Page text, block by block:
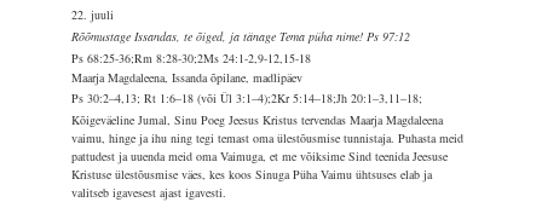
22. juuli
Rõõmustage Issandas, te õiged, ja tänage Tema püha nime! Ps 97:12
Ps 68:25-36;Rm 8:28-30;2Ms 24:1-2,9-12,15-18
Maarja Magdaleena, Issanda õpilane, madlipäev
Ps 30:2–4,13; Rt 1:6–18 (või Ül 3:1–4);2Kr 5:14–18;Jh 20:1–3,11–18;
Kõigeväeline Jumal, Sinu Poeg Jeesus Kristus tervendas Maarja Magdaleena
vaimu, hinge ja ihu ning tegi temast oma ülestõusmise tunnistaja. Puhasta meid
pattudest ja uuenda meid oma Vaimuga, et me võiksime Sind teenida Jeesuse
Kristuse ülestõusmise väes, kes koos Sinuga Püha Vaimu ühtsuses elab ja
valitseb igavesest ajast igavesti.